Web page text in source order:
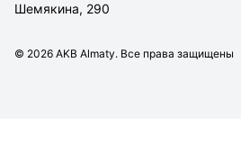
Шемякина, 290
© 2026 AKB Almaty. Все права защищены